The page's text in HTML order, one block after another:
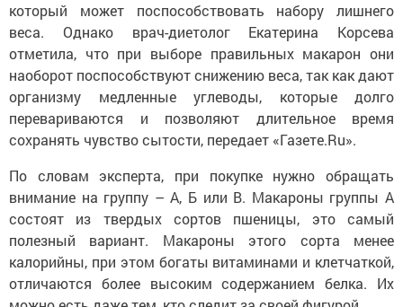
который может поспособствовать набору лишнего
веса. Однако врач-диетолог Екатерина Корсева
отметила, что при выборе правильных макарон они
наоборот поспособствуют снижению веса, так как дают
организму медленные углеводы, которые долго
перевариваются и позволяют длительное время
сохранять чувство сытости, передает «Газете.Ru».
По словам эксперта, при покупке нужно обращать
внимание на группу – А, Б или В. Макароны группы А
состоят из твердых сортов пшеницы, это самый
полезный вариант. Макароны этого сорта менее
калорийны, при этом богаты витаминами и клетчаткой,
отличаются более высоким содержанием белка. Их